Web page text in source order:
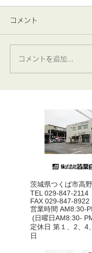
みなば通信 ☆8
コメント
コメントを追加…
茨城県つくば市高
TEL 029-847-2114
FAX 029-847-8922
営業時間 AM8:30-
(日曜日AM8:30-
定休日 第１、2、
日